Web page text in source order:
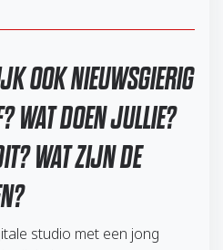
OOK NIEUWSGIERIG
WAT DOEN JULLIE?
WAT ZIJN DE
studio met een jong